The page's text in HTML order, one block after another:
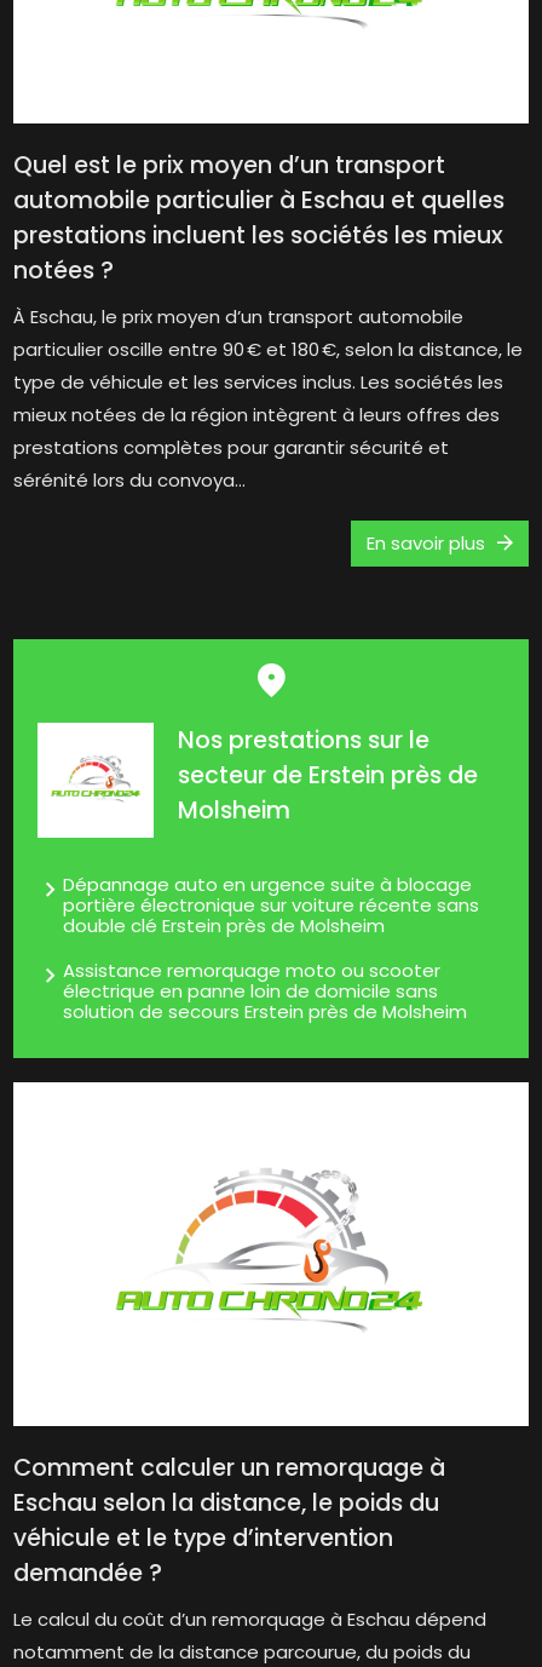
Quel est le prix moyen d’un transport
automobile particulier à Eschau et quelles
prestations incluent les sociétés les mieux
notées ?
À Eschau, le prix moyen d’un transport automobile
particulier oscille entre 90 € et 180 €, selon la distance, le
type de véhicule et les services inclus. Les sociétés les
mieux notées de la région intègrent à leurs offres des
prestations complètes pour garantir sécurité et
sérénité lors du convoya...
En savoir plus
Nos prestations sur le
secteur de Erstein près de
Molsheim
Dépannage auto en urgence suite à blocage
portière électronique sur voiture récente sans
double clé Erstein près de Molsheim
Assistance remorquage moto ou scooter
électrique en panne loin de domicile sans
solution de secours Erstein près de Molsheim
Comment calculer un remorquage à
Eschau selon la distance, le poids du
véhicule et le type d’intervention
demandée ?
Le calcul du coût d’un remorquage à Eschau dépend
notamment de la distance parcourue, du poids du